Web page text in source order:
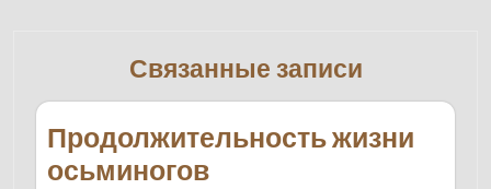
Связанные записи
Продолжительность жизни
осьминогов